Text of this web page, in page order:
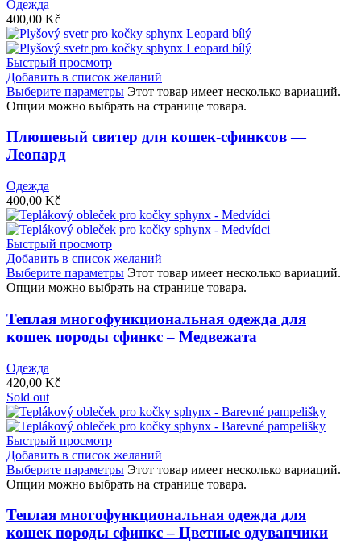
Одежда
400,00 Kč
Быстрый просмотр
Добавить в список желаний
Выберите параметры Этот товар имеет несколько вариаций.
Опции можно выбрать на странице товара.
Плюшевый свитер для кошек-сфинксов —
Леопард
Одежда
400,00 Kč
Быстрый просмотр
Добавить в список желаний
Выберите параметры Этот товар имеет несколько вариаций.
Опции можно выбрать на странице товара.
Теплая многофункциональная одежда для
кошек породы сфинкс – Медвежата
Одежда
420,00 Kč
Sold out
Быстрый просмотр
Добавить в список желаний
Выберите параметры Этот товар имеет несколько вариаций.
Опции можно выбрать на странице товара.
Теплая многофункциональная одежда для
кошек породы сфинкс – Цветные одуванчики